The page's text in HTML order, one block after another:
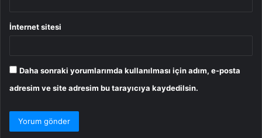
İnternet sitesi
Daha sonraki yorumlarımda kullanılması için adım, e-posta
adresim ve site adresim bu tarayıcıya kaydedilsin.